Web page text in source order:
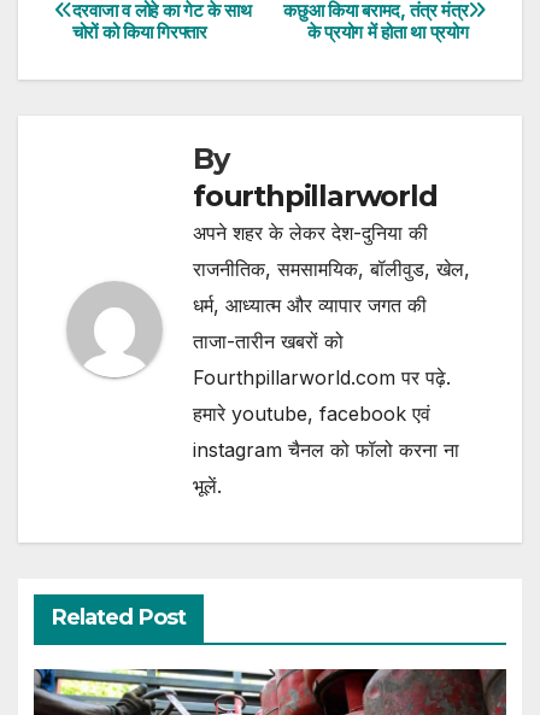
navigation
कछुआ किया बरामद, तंत्र मंत्र
के प्रयोग में होता था प्रयोग
दरवाजा व लोहे का गेट के साथ
चोरों को किया गिरफ्तार
By
fourthpillarworld
अपने शहर के लेकर देश-दुनिया की
राजनीतिक, समसामयिक, बॉलीवुड, खेल,
धर्म, आध्यात्म और व्यापार जगत की
ताजा-तारीन खबरों को
Fourthpillarworld.com पर पढ़े.
हमारे youtube, facebook एवं
instagram चैनल को फॉलो करना ना
भूलें.
Related Post